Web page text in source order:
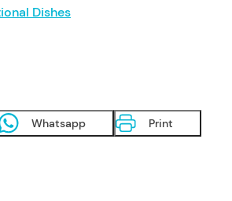
Dishes
Whatsapp Print